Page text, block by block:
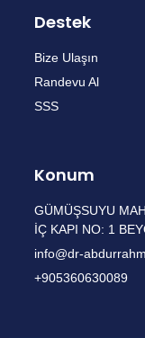
Destek
Bize Ulaşın
Randevu Al
SSS
Konum
GÜMÜŞSUYU
İÇ KAPI NO: 1
info@dr-
+905360630089